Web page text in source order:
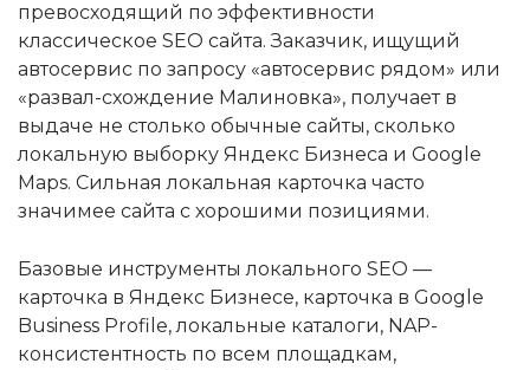
превосходящий по эффективности
классическое SEO сайта. Заказчик, ищущий
автосервис по запросу «автосервис рядом» или
«развал-схождение Малиновка», получает в
выдаче не столько обычные сайты, сколько
локальную выборку Яндекс Бизнеса и Google
Maps. Сильная локальная карточка часто
значимее сайта с хорошими позициями.
Базовые инструменты локального SEO —
карточка в Яндекс Бизнесе, карточка в Google
Business Profile, локальные каталоги, NAP-
консистентность по всем площадкам,